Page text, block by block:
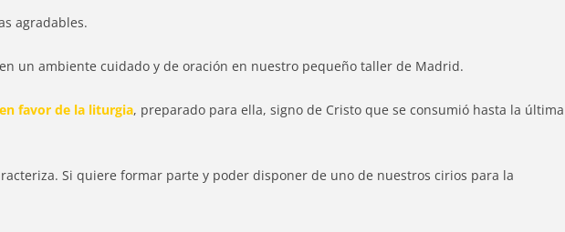
agradables.
un ambiente cuidado y de oración en nuestro pequeño taller de Madrid.
favor de la liturgia, preparado para ella, signo de Cristo que se consumió hasta la última
Si quiere formar parte y poder disponer de uno de nuestros cirios para la